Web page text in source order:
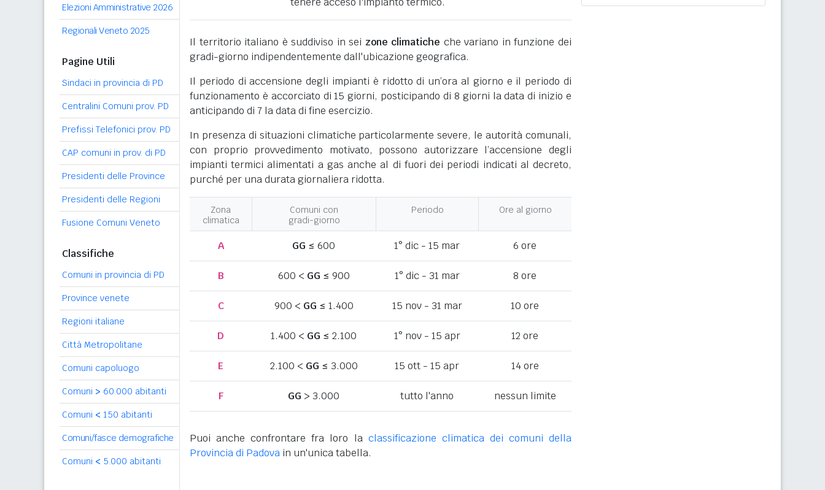
Elezioni Amministrative 2026
Regionali Veneto 2025
Pagine Utili
Sindaci in provincia di PD
Centralini Comuni prov. PD
Prefissi Telefonici prov. PD
CAP comuni in prov. di PD
Presidenti delle Province
Presidenti delle Regioni
Fusione Comuni Veneto
Classifiche
Comuni in provincia di PD
Province venete
Regioni italiane
Città Metropolitane
Comuni capoluogo
Comuni > 60.000 abitanti
Comuni < 150 abitanti
Comuni/fasce demografiche
Comuni < 5.000 abitanti
Il territorio italiano è suddiviso in sei zone climatiche che variano in funzione dei
gradi-giorno indipendentemente dall'ubicazione geografica.
Il periodo di accensione degli impianti è ridotto di un’ora al giorno e il periodo di
funzionamento è accorciato di 15 giorni, posticipando di 8 giorni la data di inizio e
anticipando di 7 la data di fine esercizio.
In presenza di situazioni climatiche particolarmente severe, le autorità comunali,
con proprio provvedimento motivato, possono autorizzare l’accensione degli
impianti termici alimentati a gas anche al di fuori dei periodi indicati al decreto,
purché per una durata giornaliera ridotta.
Zona
climatica
Comuni con
gradi-giorno
Periodo Ore al giorno
A GG ≤ 600 1° dic - 15 mar 6 ore
B 600 < GG ≤ 900 1° dic - 31 mar 8 ore
C 900 < GG ≤ 1.400 15 nov - 31 mar 10 ore
D 1.400 < GG ≤ 2.100 1° nov - 15 apr 12 ore
E 2.100 < GG ≤ 3.000 15 ott - 15 apr 14 ore
F GG > 3.000 tutto l'anno nessun limite
Puoi anche confrontare fra loro la classificazione climatica dei comuni della
Provincia di Padova in un'unica tabella.